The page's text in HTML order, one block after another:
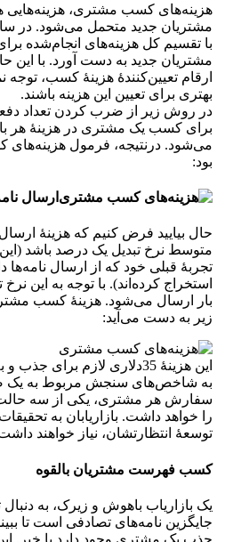
هزینه‌های کسب مشتری،
مشتریان جدید متحمل می‌شود. در
با تقسیم کل هزینه‌های انجام‌شده
مشتریان جدید به دست آورد. با این
ارقام تعیین‌کنندۀ هزینۀ کسب،
بهتری برای تعیین این هزینه باشند.
در روش زیر از ضرب کردن تعداد
برای کسب یک مشتری در هزینۀ هر بار
می‌شود. درنتیجه، فرمول
بود:
ارسال
متوسط نرخ تبدیل یک درصد باشد (این
تجربۀ قبلی خود که از ارسال نامه‌ها
بار ارسال می‌شود. هزینۀ کسب
زیر به دست می‌آید:
این هزینۀ 35دلاری لازم
به شاخص‌های سنجش مربوط به یک
سفارش هر مشتری، یکی از سه حالت
را خواهد داشت. بازاریابان به
توسعۀ انتظارتشان، نیاز خواهند
کسب فهرست مشتریان بالقوه
یک بازاریاب باهوش و زیرک، به دنبال
جایگزین نامه‌های تصادفی است تا
جذب یک مشتری وجود دارد یا خیر. این